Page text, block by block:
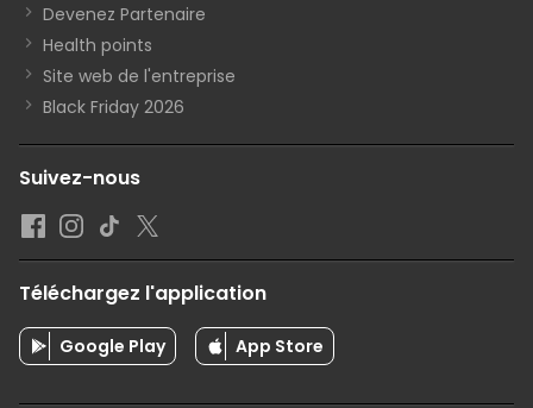
Devenez Partenaire
Health points
Site web de l'entreprise
Black Friday 2026
Suivez-nous
Téléchargez l'application
Google Play App Store